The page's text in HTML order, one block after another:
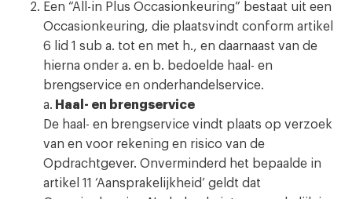
Een “All-in Plus Occasionkeuring” bestaat uit een
Occasionkeuring, die plaatsvindt conform artikel
6 lid 1 sub a. tot en met h., en daarnaast van de
hierna onder a. en b. bedoelde haal- en
brengservice en onderhandelservice.
a. Haal- en brengservice
De haal- en brengservice vindt plaats op verzoek
van en voor rekening en risico van de
Opdrachtgever. Onverminderd het bepaalde in
artikel 11 ‘Aansprakelijkheid’ geldt dat